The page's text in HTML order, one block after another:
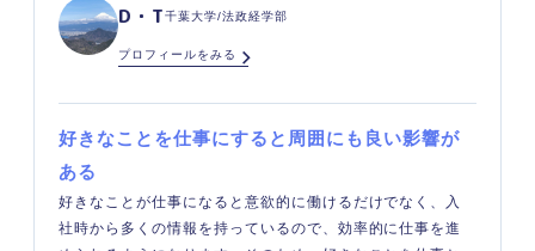
D・T千葉大学/法政経学部
プロフィールをみる
好きなことを仕事にすると周囲にも良い影響が
ある
好きなことが仕事になると意欲的に働けるだけでなく、入
社時から多くの情報を持っているので、効率的に仕事を進